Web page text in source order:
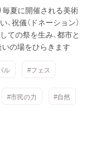
夏に開催される美術
祝儀（ドネーション）
ての祭を生み、都市と
いの場をひらきます
ル #フェス
#市民の力 #自然